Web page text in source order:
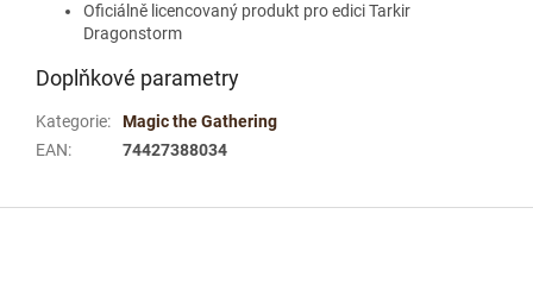
Oficiálně licencovaný produkt pro edici Tarkir
Dragonstorm
Doplňkové parametry
Kategorie:
Magic the Gathering
EAN: 74427388034